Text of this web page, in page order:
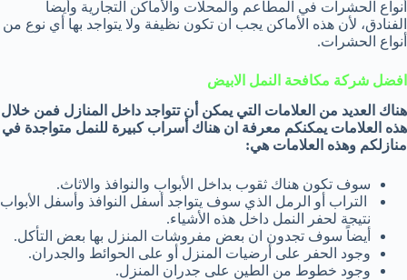
أنواع الحشرات في المطاعم والمحلات والأماكن التجارية وأيضاً
الفنادق، لأن هذه الأماكن يجب ان تكون نظيفة ولا يتواجد بها أي نوع من
أنواع الحشرات.
افضل شركة مكافحة النمل الابيض
هناك العديد من العلامات التي يمكن أن تتواجد داخل المنازل فمن خلال
هذه العلامات يمكنكم معرفة ان هناك أسراب كبيرة للنمل متواجدة في
منازلكم وهذه العلامات هي:
سوف تكون هناك ثقوب بداخل الأبواب والنوافذ والاثاث.
التراب أو الرمل الذي سوف يتواجد أسفل النوافذ وأسفل الأبواب
نتيجة لحفر النمل داخل هذه الأشياء.
أيضاً سوف تجدون ان بعض مفروشات المنزل بها بعض التأكل.
وجود الحفر على أرضيات المنزل أو على الحوائط والجدران.
وجود خطوط من الطين على جدران المنزل.